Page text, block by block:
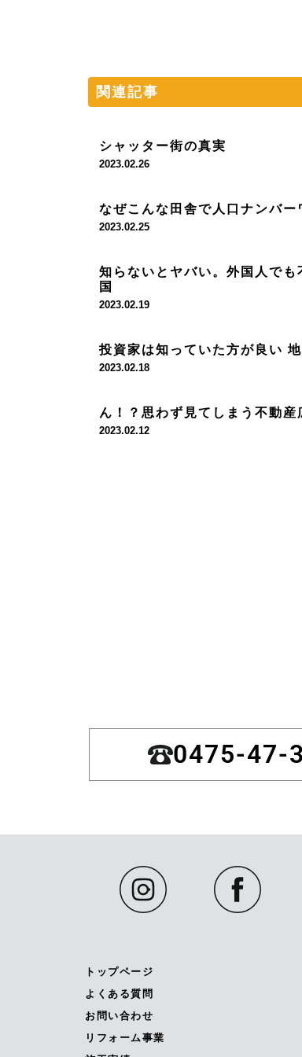
関連記事
シャッター街の真実
2023.02.26
なぜこんな田舎で人口ナンバー
2023.02.25
知らないとヤバい。外国人でも
国
2023.02.19
投資家は知っていた方が良い
2023.02.18
ん！？思わず見てしまう不動産
2023.02.12
0475-47-
トップページ
よくある質問
お問い合わせ
リフォーム事業